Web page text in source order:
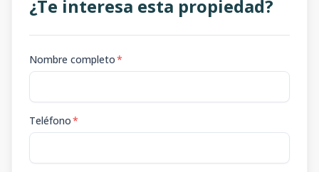
¿Te interesa esta propiedad?
Nombre completo*
Teléfono*